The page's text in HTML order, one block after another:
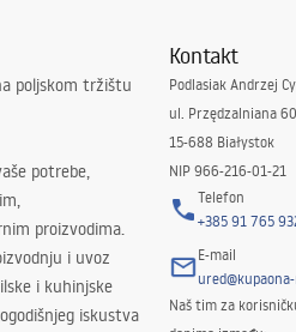
poljskom tržištu
potrebe,
proizvodima.
i uvoz
i kuhinjske
iskustva
Kontakt
Podlasiak Andrzej
ul. Przędzalniana 60
15-688 Białystok
NIP 966-216-01-21
Telefon
+385 91 765
E-mail
Naš tim za